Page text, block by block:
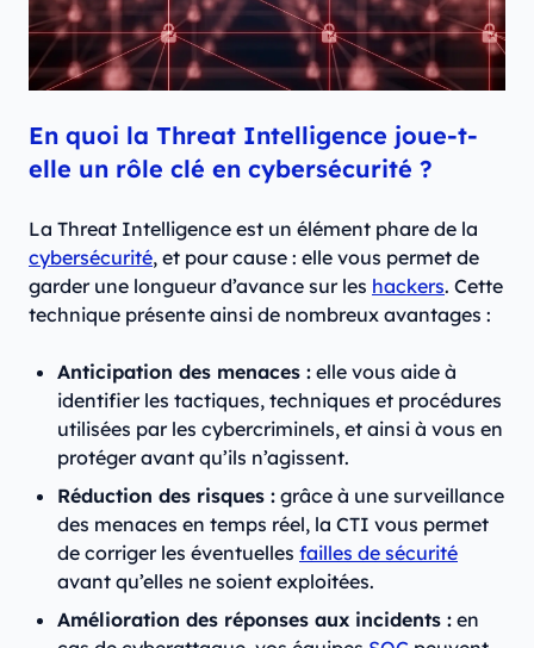
En quoi la Threat Intelligence joue-t-
elle un rôle clé en cybersécurité ?
La Threat Intelligence est un élément phare de la
cybersécurité, et pour cause : elle vous permet de
garder une longueur d’avance sur les hackers. Cette
technique présente ainsi de nombreux avantages :
Anticipation des menaces : elle vous aide à
identifier les tactiques, techniques et procédures
utilisées par les cybercriminels, et ainsi à vous en
protéger avant qu’ils n’agissent.
Réduction des risques : grâce à une surveillance
des menaces en temps réel, la CTI vous permet
de corriger les éventuelles failles de sécurité
avant qu’elles ne soient exploitées.
Amélioration des réponses aux incidents : en